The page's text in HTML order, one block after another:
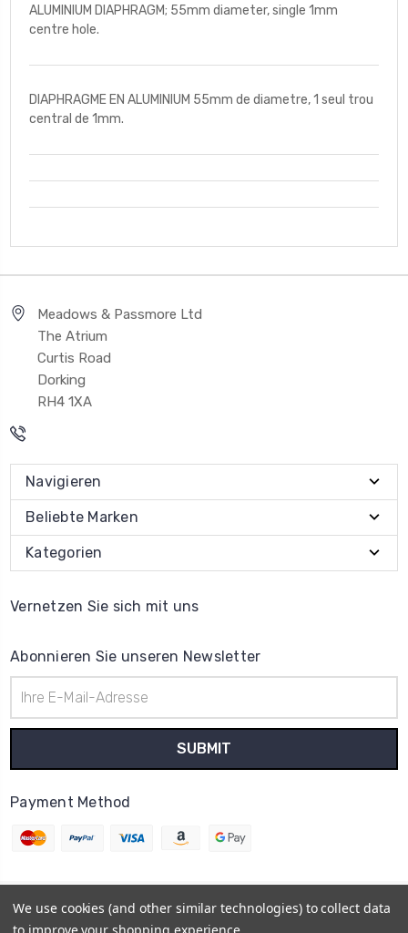
ALUMINIUM DIAPHRAGM; 55mm diameter, single 1mm
centre hole.
DIAPHRAGME EN ALUMINIUM 55mm de diametre, 1 seul trou
central de 1mm.
Meadows & Passmore Ltd
The Atrium
Curtis Road
Dorking
RH4 1XA
Navigieren
Beliebte Marken
Kategorien
Vernetzen Sie sich mit uns
Abonnieren Sie unseren Newsletter
Mail-
Adresse
Payment Method
© 2026 Uhrenteile Lager
Powered byBigCommerce
We use cookies (and other similar technologies) to collect data